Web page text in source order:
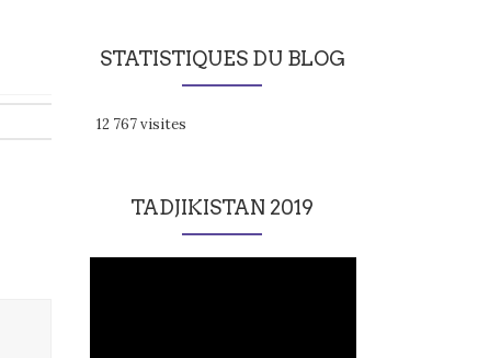
STATISTIQUES DU BLOG
12 767 visites
TADJIKISTAN 2019